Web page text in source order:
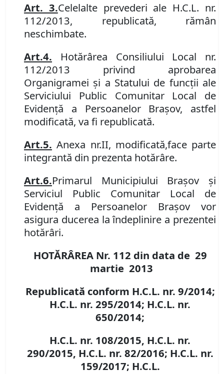
Art. 3.Celelalte prevederi ale H.C.L. nr.
112/2013, republicată, rămân
neschimbate.
Art.4. Hotărârea Consiliului Local nr.
112/2013 privind aprobarea
Organigramei şi a Statului de funcţii ale
Serviciului Public Comunitar Local de
Evidenţă a Persoanelor Braşov, astfel
modificată, va fi republicată.
Art.5. Anexa nr.II, modificată,face parte
integrantă din prezenta hotărâre.
Art.6.Primarul Municipiului Braşov şi
Serviciul Public Comunitar Local de
Evidenţă a Persoanelor Braşov vor
asigura ducerea la îndeplinire a prezentei
hotărâri.
HOTĂRÂREA Nr. 112 din data de 29
martie 2013
Republicată conform H.C.L. nr. 9/2014;
H.C.L. nr. 295/2014; H.C.L. nr.
650/2014;
H.C.L. nr. 108/2015, H.C.L. nr.
290/2015, H.C.L. nr. 82/2016; H.C.L. nr.
159/2017; H.C.L.